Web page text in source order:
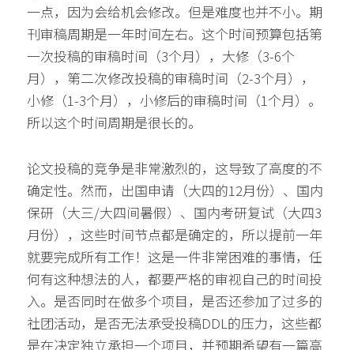
一点，因为会给机会修改。但是难度也并不小。期
刊审稿周期是一年时间左右。这个时间预算包括第
一次投稿的审稿时间（3个月），大修（3-6个
月），第二次修改投稿的审稿时间（2-3个月），
小修（1-3个月），小修后的审稿时间（1个月）。
所以这个时间周期是很长的。
论文投稿的竞争是非常激烈的，这导致了高度的不
确定性。然而，出国申请（大四的12月份）、国内
保研（大三/大四间暑假）、国内考研复试（大四3
月份），这些时间节点都是确定的，所以提前一年
就要完成所有工作！这是一件非常困难的事情，任
何有这种想法的人，都要严格的审视自己的时间投
入。是否同时在做多个项目，是否还参加了过多的
社团活动，是否无法承受投稿DDL的压力，这些都
是在决定独立承担一个项目，并预期希望有一篇高